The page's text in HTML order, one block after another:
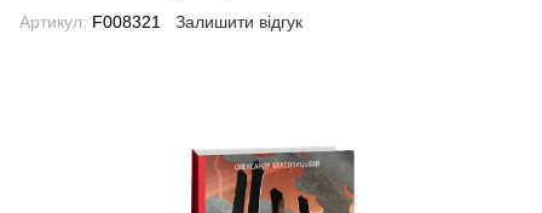
Артикул: F008321 Залишити відгук